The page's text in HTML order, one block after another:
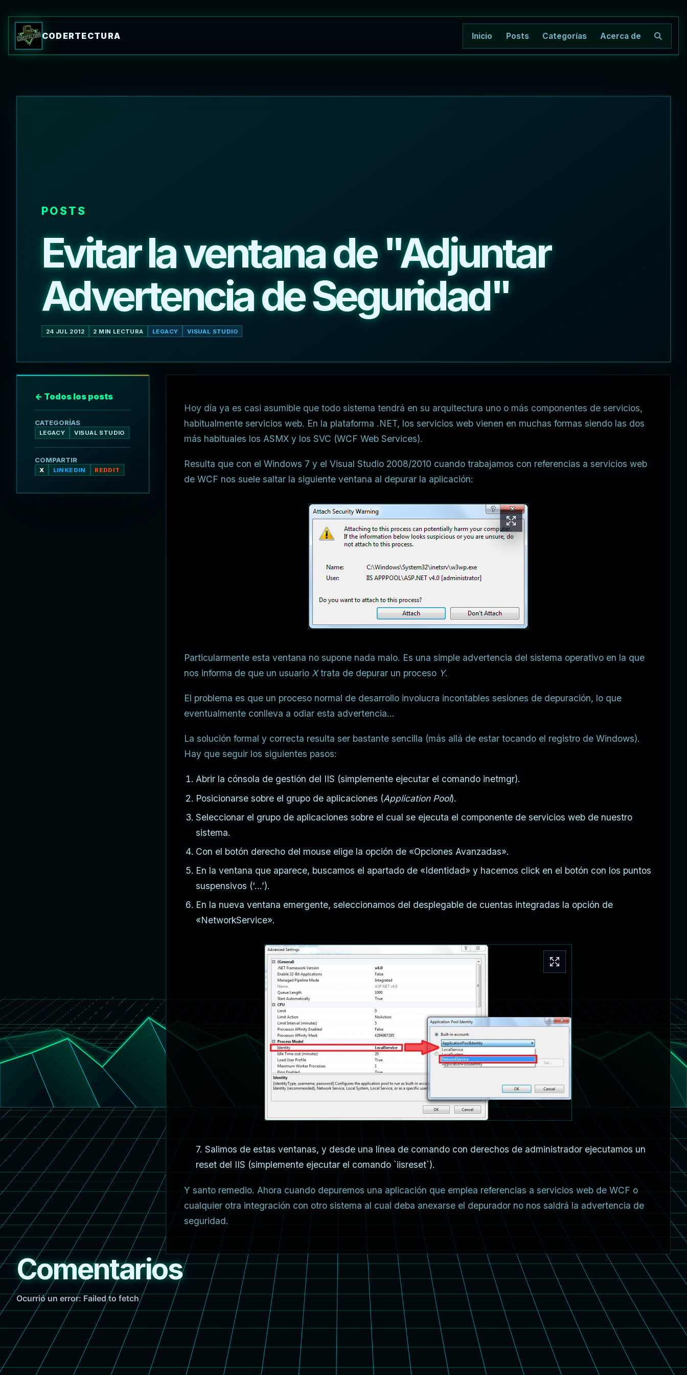
CODERTECTURA Inicio Posts Categorías Acerca de
POSTS
Evitar la ventana de "Adjuntar
Advertencia de Seguridad"
24 JUL 2012 2 MIN LECTURA LEGACY VISUAL STUDIO
← Todos los posts
CATEGORÍAS
LEGACY VISUAL STUDIO
COMPARTIR
X LINKEDIN REDDIT
Hoy día ya es casi asumible que todo sistema tendrá en su arquitectura uno o más componentes de servicios,
habitualmente servicios web. En la plataforma .NET, los servicios web vienen en muchas formas siendo las dos
más habituales los ASMX y los SVC (WCF Web Services).
Resulta que con el Windows 7 y el Visual Studio 2008/2010 cuando trabajamos con referencias a servicios web
de WCF nos suele saltar la siguiente ventana al depurar la aplicación:
Particularmente esta ventana no supone nada malo. Es una simple advertencia del sistema operativo en la que
nos informa de que un usuario Xtrata de depurar un proceso Y.
El problema es que un proceso normal de desarrollo involucra incontables sesiones de depuración, lo que
eventualmente conlleva a odiar esta advertencia…
La solución formal y correcta resulta ser bastante sencilla (más allá de estar tocando el registro de Windows).
Hay que seguir los siguientes pasos:
Abrir la cónsola de gestión del IIS (simplemente ejecutar el comando inetmgr).
Posicionarse sobre el grupo de aplicaciones (Application Pool).
Seleccionar el grupo de aplicaciones sobre el cual se ejecuta el componente de servicios web de nuestro
sistema.
Con el botón derecho del mouse elige la opción de «Opciones Avanzadas».
En la ventana que aparece, buscamos el apartado de «Identidad» y hacemos click en el botón con los puntos
suspensivos (‘…’).
En la nueva ventana emergente, seleccionamos del desplegable de cuentas integradas la opción de
«NetworkService».
7. Salimos de estas ventanas, y desde una línea de comando con derechos de administrador ejecutamos un
reset del IIS (simplemente ejecutar el comando `iisreset`).
Y santo remedio. Ahora cuando depuremos una aplicación que emplea referencias a servicios web de WCF o
cualquier otra integración con otro sistema al cual deba anexarse el depurador no nos saldrá la advertencia de
seguridad.
Comentarios